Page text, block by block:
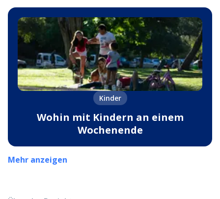
Kinder
Wohin mit Kindern an einem
Wochenende
Mehr anzeigen